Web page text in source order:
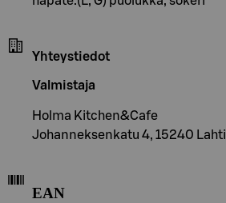
Yhteystiedot
Valmistaja
Holma Kitchen&Cafe
Johanneksenkatu 4, 15240 Lahti
EAN